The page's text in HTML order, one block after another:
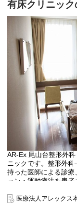
・他職種から構成され
【スポーツ外部活動】
プロチームや国体チ
のスポーツクラブチ
種目：野球、サッカ
操・新体操、スキー
ットボール など
有床クリニック
AR-Ex 尾山台整形外
ニックです。整形外
持った医師による診
ョン・運動療法を患者
オンラインで結び短期
医療法人アレックス